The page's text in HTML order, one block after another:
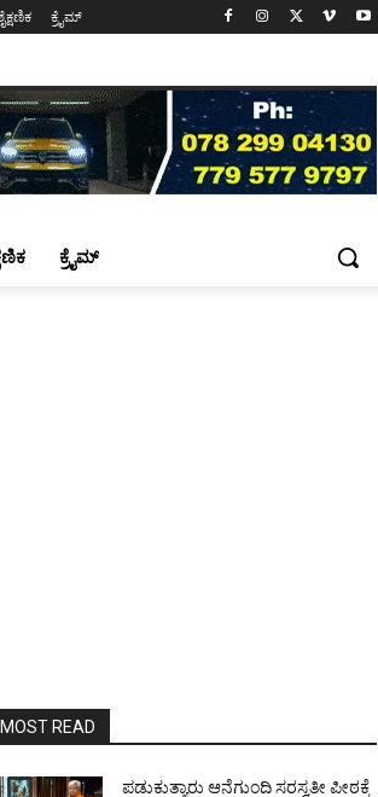
ಕ್ರೈಮ್
ಕ್ರೈಮ್
MOST READ
ಪಡುಕುತ್ಯಾರು ಆನೆಗುಂದಿ ಸರಸ್ವತೀ ಪೀಠಕ್ಕೆ